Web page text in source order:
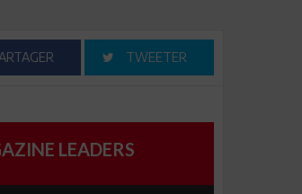
TWEETER
LEADERS